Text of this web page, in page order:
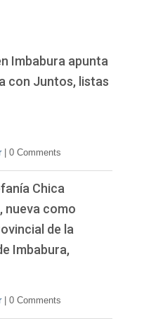
Imbabura apunta
con Juntos, listas
0 Comments
Chica
nueva como
de la
Imbabura,
0 Comments